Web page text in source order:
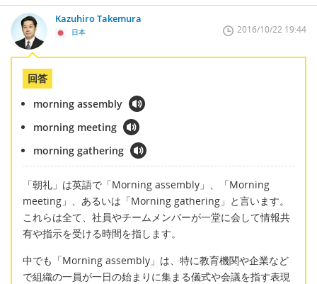
Kazuhiro Takemura
日本 2016/10/22 19:44
回答
morning assembly
morning meeting
morning gathering
「朝礼」は英語で「Morning assembly」、「Morning
meeting」、あるいは「Morning gathering」と言います。
これらは全て、社員やチームメンバーが一堂に会して情報共
有や指示を受ける時間を指します。
中でも「Morning assembly」は、特に教育機関や企業など
で組織の一員が一日の始まりに集まる儀式や会議を指す表現